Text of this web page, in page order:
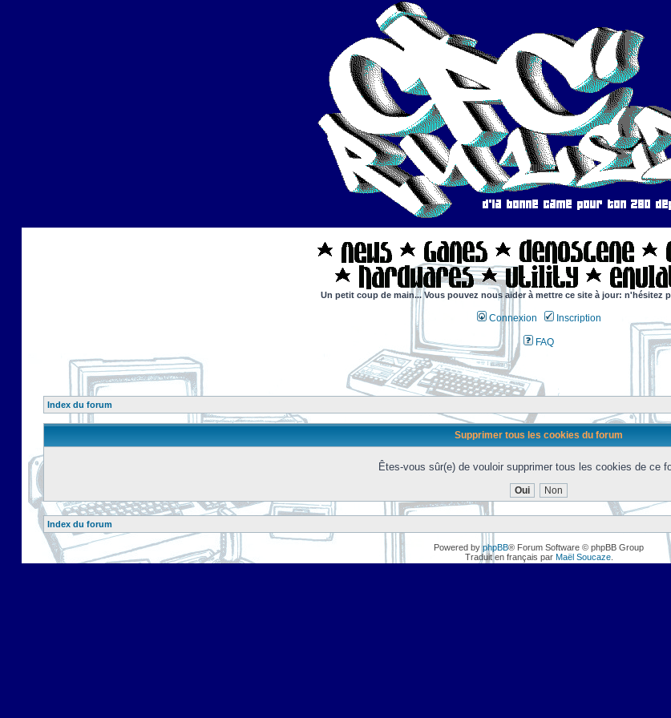
Un petit coup de main... Vous pouvez nous aider à mettre ce site à jour: n'hésitez
Connexion Inscription
FAQ
Index du forum
Supprimer tous les cookies du forum
Êtes-vous sûr(e) de vouloir supprimer tous les cookies de ce
Index du forum
Powered byphpBB® Forum Software © phpBB Group
Traduit en français par Maël Soucaze.